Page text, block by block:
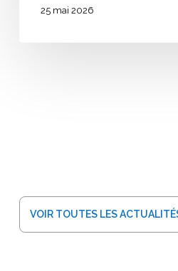
25 mai 2026
VOIR TOUTES LES